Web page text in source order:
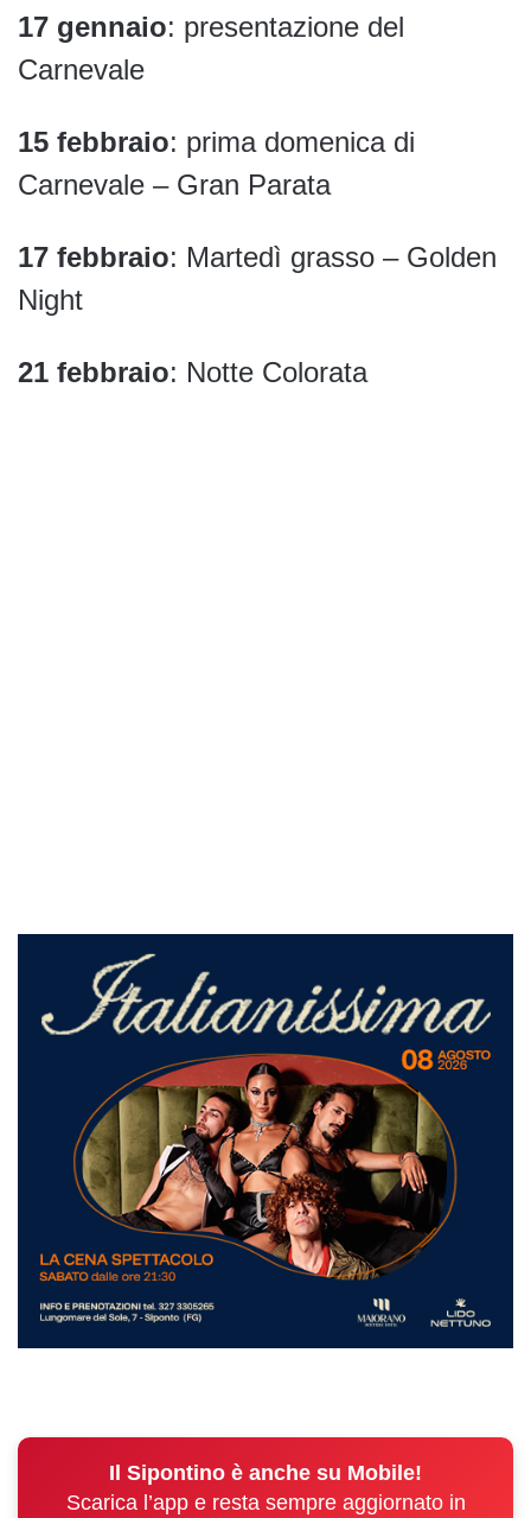
17 gennaio: presentazione del
Carnevale
15 febbraio: prima domenica di
Carnevale – Gran Parata
17 febbraio: Martedì grasso – Golden
Night
21 febbraio: Notte Colorata
Il Sipontino è anche su Mobile!
Scarica l’app e resta sempre aggiornato in